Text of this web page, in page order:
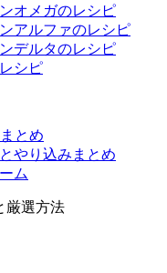
オメガのレシピ
アルファのレシピ
デルタのレシピ
シピ
とめ
やり込みまとめ
ム
厳選方法